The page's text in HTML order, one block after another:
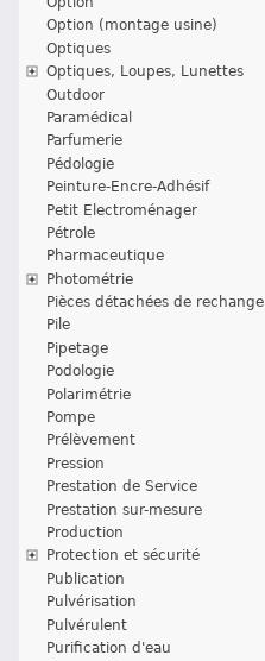
Option (montage usine)
Optiques
Optiques, Loupes, Lunettes
Outdoor
Paramédical
Parfumerie
Pédologie
Peinture-Encre-Adhésif
Petit Electroménager
Pétrole
Pharmaceutique
Photométrie
Pièces détachées de rechange
Pile
Pipetage
Podologie
Polarimétrie
Pompe
Prélèvement
Pression
Prestation de Service
Prestation sur-mesure
Production
Protection et sécurité
Publication
Pulvérisation
Pulvérulent
Purification d'eau